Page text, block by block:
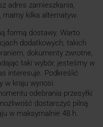
adres zamieszkania,
kilka alternatyw.
formą dostawy. Warto
dodatkowych, takich
dokumenty zwrotne,
taki wybór, jesteśmy w
interesuje. Podkreślić
w kraju wynosi
odebrania przesyłki
dostarczyć pilną
w maksymalnie 48 h.